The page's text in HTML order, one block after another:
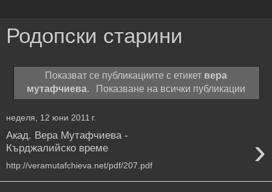
Родопски старини
Показват се публикациите с етикет вера
мутафчиева. Показване на всички публикации
неделя, 12 юни 2011 г.
Акад. Вера Мутафчиева -
Кърджалийско време
›
http://veramutafchieva.net/pdf/207.pdf